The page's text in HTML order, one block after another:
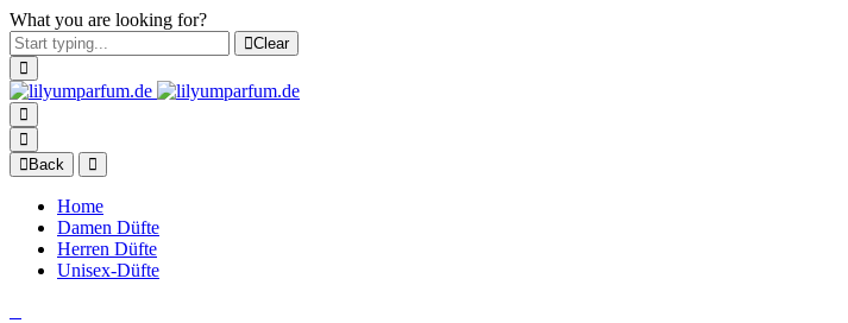
What you are looking for?
Clear
Back
Home
Damen Düfte
Herren Düfte
Unisex-Düfte